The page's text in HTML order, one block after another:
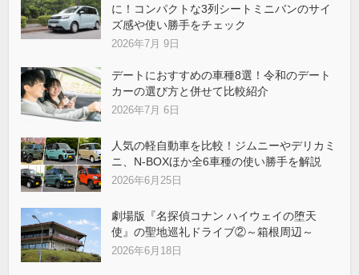
に！コンパクトな3列シートミニバンのサイ
ズ感や使い勝手をチェック
2026年7月 9日
デートにおすすめの車種8選！令和のデート
カーの選び方と併せて比較紹介
2026年7月 6日
人気の軽自動車を比較！ジムニーやデリカミ
ニ、N-BOXほか全6車種の使い勝手を解説
2026年6月25日
劇場版『名探偵コナン ハイウェイの堕天
使』の聖地巡礼ドライブ②～箱根周辺～
2026年6月18日